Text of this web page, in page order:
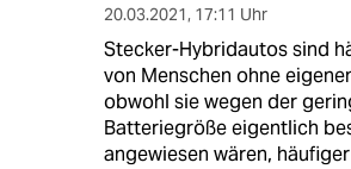
20.03.2021, 17:11 Uhr
Stecker-Hybridautos sind
von Menschen ohne
obwohl sie wegen der
Batteriegröße eigentlich
angewiesen wären,